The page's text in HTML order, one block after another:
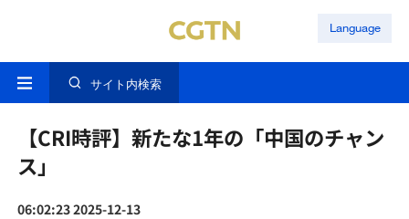
Language
サイト内検索
【CRI時評】新たな1年の「中国のチャン
ス」
06:02:23 2025-12-13